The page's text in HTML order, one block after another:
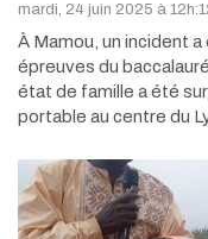
mardi, 24 juin 2025 à
À Mamou, un incident
épreuves du
état de famille a été
portable au centre du